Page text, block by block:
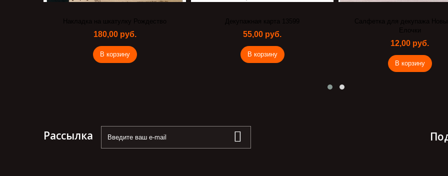
Накладка на шкатулку Рождество
180,00 руб.
В корзину
Декупажная карта 13599
55,00 руб.
В корзину
Салфетка для декупажа
Елочки
12,00 руб.
В корзину
Рассылка